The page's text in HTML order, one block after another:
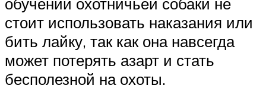
стоит использовать наказания или
бить лайку, так как она навсегда
может потерять азарт и стать
бесполезной на охоты.